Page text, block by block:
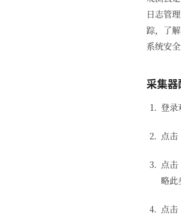
日志管
踪，了
系统安
采集器
登录
点击
点
略此
点